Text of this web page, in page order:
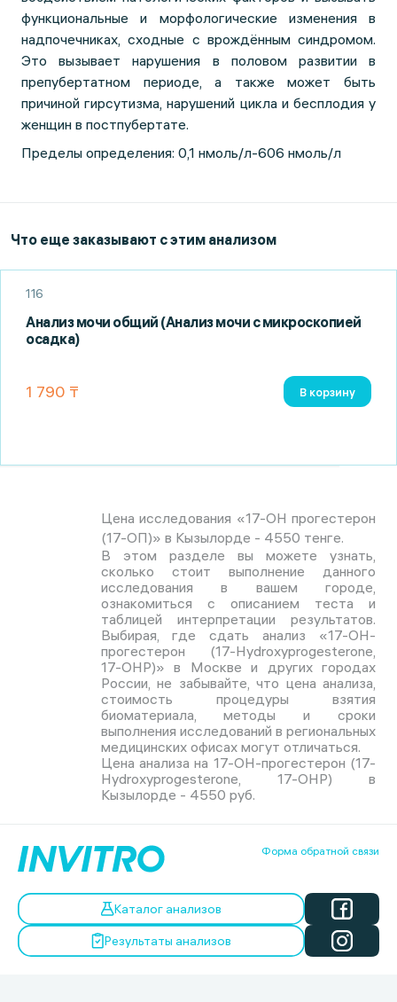
функциональные и морфологические изменения в
надпочечниках, сходные с врождённым синдромом.
Это вызывает нарушения в половом развитии в
препубертатном периоде, а также может быть
причиной гирсутизма, нарушений цикла и бесплодия у
женщин в постпубертате.
Пределы определения: 0,1 нмоль/л-606 нмоль/л
Что еще заказывают с этим анализом
116
Анализ мочи общий (Анализ мочи с микроскопией
осадка)
1 790 ₸ В корзину
Цена исследования «17-ОН прогестерон
(17-ОП)» в Кызылорде - 4550 тенге.
В этом разделе вы можете узнать,
сколько стоит выполнение данного
исследования в вашем городе,
ознакомиться с описанием теста и
таблицей интерпретации результатов.
Выбирая, где сдать анализ «17-ОН-
прогестерон (17-Hydroxyprogesterone,
17-OHP)» в Москве и других городах
России, не забывайте, что цена анализа,
стоимость процедуры взятия
биоматериала, методы и сроки
выполнения исследований в региональных
медицинских офисах могут отличаться.
Цена анализа на 17-ОН-прогестерон (17-
Hydroxyprogesterone, 17-OHP) в
Кызылорде - 4550 руб.
Форма обратной связи
Каталог анализов
Результаты анализов